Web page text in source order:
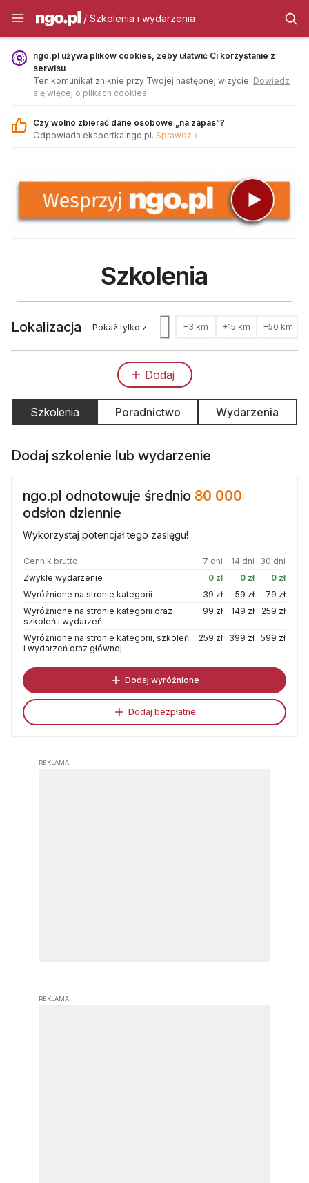
Szkolenia i wydarzenia - ngo.pl
/ Szkolenia i wydarzenia
ngo.pl używa plików cookies, żeby ułatwić Ci korzystanie z
serwisu
Ten komunikat zniknie przy Twojej następnej wizycie. Dowiedz
się więcej o plikach cookies
Czy wolno zbierać dane osobowe „na zapas”?
Odpowiada ekspertka ngo.pl. Sprawdź >
Szkolenia
Lokalizacja Pokaż tylko z: +3 km +15 km +50 km
Dodaj
Szkolenia Poradnictwo Wydarzenia
Dodaj szkolenie lub wydarzenie
ngo.pl odnotowuje średnio 80 000
odsłon dziennie
Wykorzystaj potencjał tego zasięgu!
Cennik brutto 7 dni 14 dni
30 dni
Zwykłe wydarzenie
0 zł 0 zł
0 zł
Wyróżnione na stronie kategorii
39 zł 59 zł
79 zł
Wyróżnione na stronie kategorii oraz
szkoleń i wydarzeń
99 zł 149 zł 259 zł
Wyróżnione na stronie kategorii, szkoleń
i wydarzeń oraz głównej
259 zł 399 zł 599 zł
Dodaj wyróżnione
Dodaj bezpłatne
REKLAMA
REKLAMA